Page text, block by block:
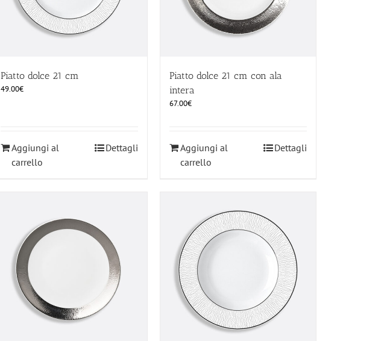
Piatto dolce 21 cm
49.00€
Aggiungi al
carrello
Dettagli
Piatto dolce 21 cm con ala
intera
67.00€
Aggiungi al
carrello
Dettagli